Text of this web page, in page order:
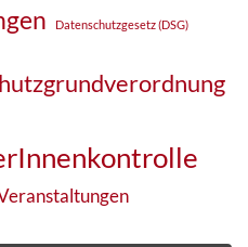
Datenschutzgesetz (DSG)